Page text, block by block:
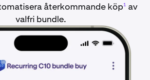
återkommande köp1 av
valfri bundle.